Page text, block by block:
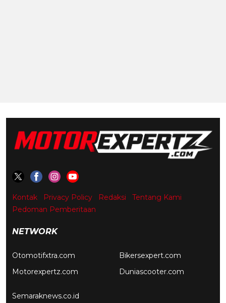
Kontak Privacy Policy Redaksi
Tentang Kami
Pedoman Pemberitaan
NETWORK
Otomotifxtra.com
Motorexpertz.com
Bikersexpert.com
Duniascooter.com
Semaraknews.co.id